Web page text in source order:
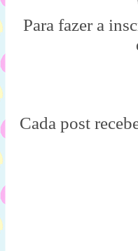
Para fazer a
Cada post